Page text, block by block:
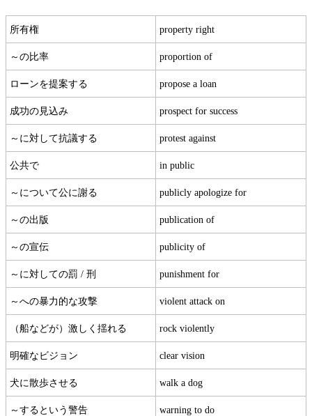
所有権 property right
～の比率 proportion of
ローンを提案する propose a loan
成功の見込み prospect for success
～に対して抗議する protest against
公共で in public
～について公に謝る publicly apologize for
～の出版 publication of
～の宣伝 publicity of
～に対しての罰 / 刑 punishment for
～への暴力的な攻撃 violent attack on
（船などが）激しく揺れる rock violently
明確なビジョン clear vision
犬に散歩させる walk a dog
～するという警告 warning to do